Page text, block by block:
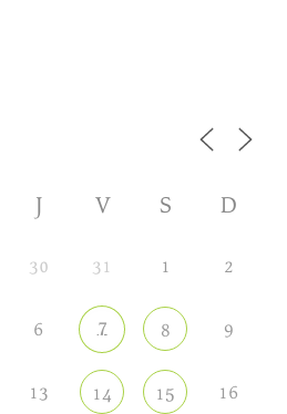
J V S D
30 31 1 2
6 7 8 9
13 14 15 16